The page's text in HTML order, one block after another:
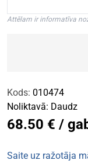
Attēlam ir informatīva
Kods: 010474
Noliktavā: Daudz
68.50 € /
Saite uz ražotāja